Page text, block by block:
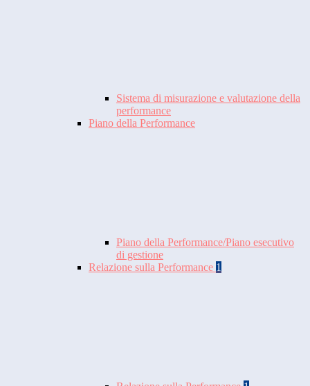
Sistema di misurazione e valutazione della
performance
Piano della Performance
Piano della Performance/Piano esecutivo
di gestione
Relazione sulla Performance 1